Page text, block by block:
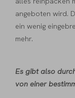
angeboten wird.
ein wenig
mehr.
Es gibt also
von einer